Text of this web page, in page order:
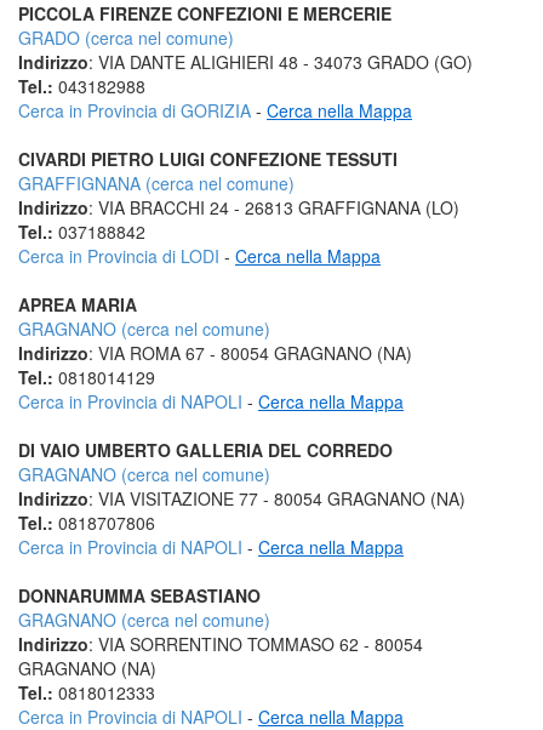
PICCOLA FIRENZE CONFEZIONI E MERCERIE
GRADO (cerca nel comune)
Indirizzo: VIA DANTE ALIGHIERI 48 - 34073 GRADO (GO)
Tel.: 043182988
Cerca in Provincia di GORIZIA - Cerca nella Mappa
CIVARDI PIETRO LUIGI CONFEZIONE TESSUTI
GRAFFIGNANA (cerca nel comune)
Indirizzo: VIA BRACCHI 24 - 26813 GRAFFIGNANA (LO)
Tel.: 037188842
Cerca in Provincia di LODI - Cerca nella Mappa
APREA MARIA
GRAGNANO (cerca nel comune)
Indirizzo: VIA ROMA 67 - 80054 GRAGNANO (NA)
Tel.: 0818014129
Cerca in Provincia di NAPOLI - Cerca nella Mappa
DI VAIO UMBERTO GALLERIA DEL CORREDO
GRAGNANO (cerca nel comune)
Indirizzo: VIA VISITAZIONE 77 - 80054 GRAGNANO (NA)
Tel.: 0818707806
Cerca in Provincia di NAPOLI - Cerca nella Mappa
DONNARUMMA SEBASTIANO
GRAGNANO (cerca nel comune)
Indirizzo: VIA SORRENTINO TOMMASO 62 - 80054
GRAGNANO (NA)
Tel.: 0818012333
Cerca in Provincia di NAPOLI - Cerca nella Mappa